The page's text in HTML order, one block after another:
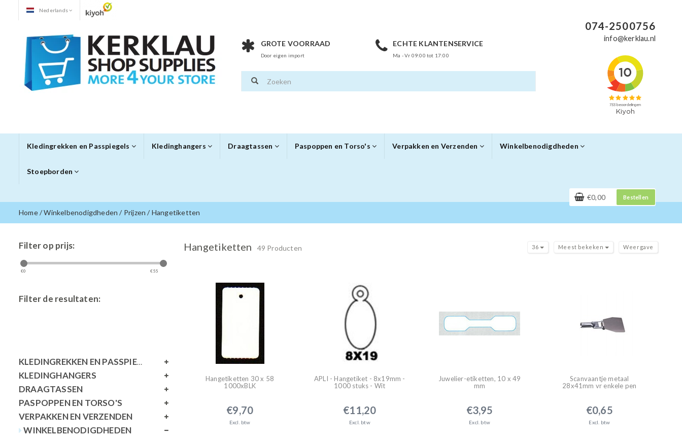
Nederlands
GROTE VOORRAAD
Door eigen import
ECHTE KLANTENSERVICE
Ma - Vr 09:00 tot 17:00
074-2500756
info@kerklau.nl
Kledingrekken en Passpiegels Kledinghangers Draagtassen Paspoppen en Torso's Verpakken en Verzenden Winkelbenodigdheden
Stoepborden
€0,00 Bestellen
Home/Winkelbenodigdheden / Prijzen /Hangetiketten
Filter op prijs:
€0 €55
Filter de resultaten:
KLEDINGREKKEN EN PASSPIEGELS
KLEDINGHANGERS
DRAAGTASSEN
PASPOPPEN EN TORSO'S
VERPAKKEN EN VERZENDEN
WINKELBENODIGDHEDEN
Hangetiketten 49 Producten Weergave
Meest bekeken
36
Hangetiketten 30 x 58
1000xBLK
€9,70
Excl. btw
APLI - Hangetiket - 8x19mm -
1000 stuks - Wit
€11,20
Excl. btw
Juwelier-etiketten, 10 x 49
mm
€3,95
Excl. btw
Scanvaantje metaal
28x41mm vr enkele pen
€0,65
Excl. btw